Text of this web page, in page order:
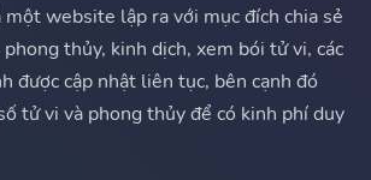
website lập ra với mục đích chia sẻ
thủy, kinh dịch, xem bói tử vi, các
được cập nhật liên tục, bên cạnh đó
tử vi và phong thủy để có kinh phí duy